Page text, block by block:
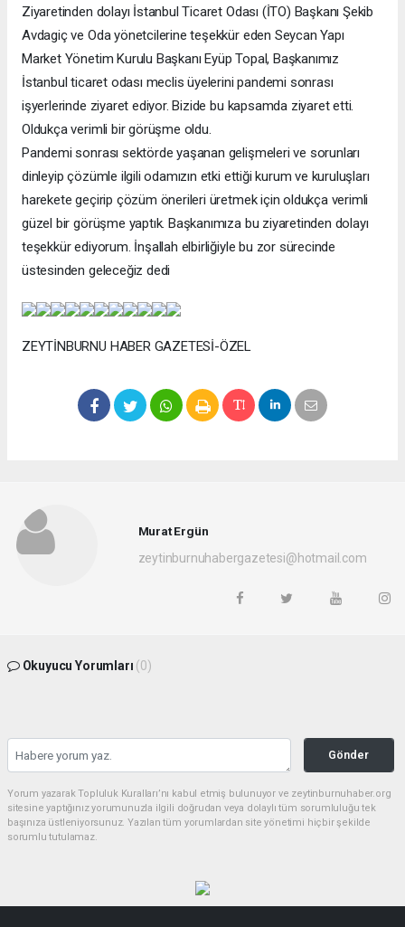
Ziyaretinden dolayı İstanbul Ticaret Odası (İTO) Başkanı Şekib
Avdagiç ve Oda yönetcilerine teşekkür eden Seycan Yapı
Market Yönetim Kurulu Başkanı Eyüp Topal, Başkanımız
İstanbul ticaret odası meclis üyelerini pandemi sonrası
işyerlerinde ziyaret ediyor. Bizide bu kapsamda ziyaret etti.
Oldukça verimli bir görüşme oldu.
Pandemi sonrası sektörde yaşanan gelişmeleri ve sorunları
dinleyip çözümle ilgili odamızın etki ettiği kurum ve kuruluşları
harekete geçirip çözüm önerileri üretmek için oldukça verimli
güzel bir görüşme yaptık. Başkanımıza bu ziyaretinden dolayı
teşekkür ediyorum. İnşallah elbirliğiyle bu zor sürecinde
üstesinden geleceğiz dedi
ZEYTİNBURNU HABER GAZETESİ-ÖZEL
Murat Ergün
zeytinburnuhabergazetesi@hotmail.com
Okuyucu Yorumları (0)
Gönder
Yorum yazarak Topluluk Kuralları’nı kabul etmiş bulunuyor ve zeytinburnuhaber.org
sitesine yaptığınız yorumunuzla ilgili doğrudan veya dolaylı tüm sorumluluğu tek
başınıza üstleniyorsunuz. Yazılan tüm yorumlardan site yönetimi hiçbir şekilde
sorumlu tutulamaz.